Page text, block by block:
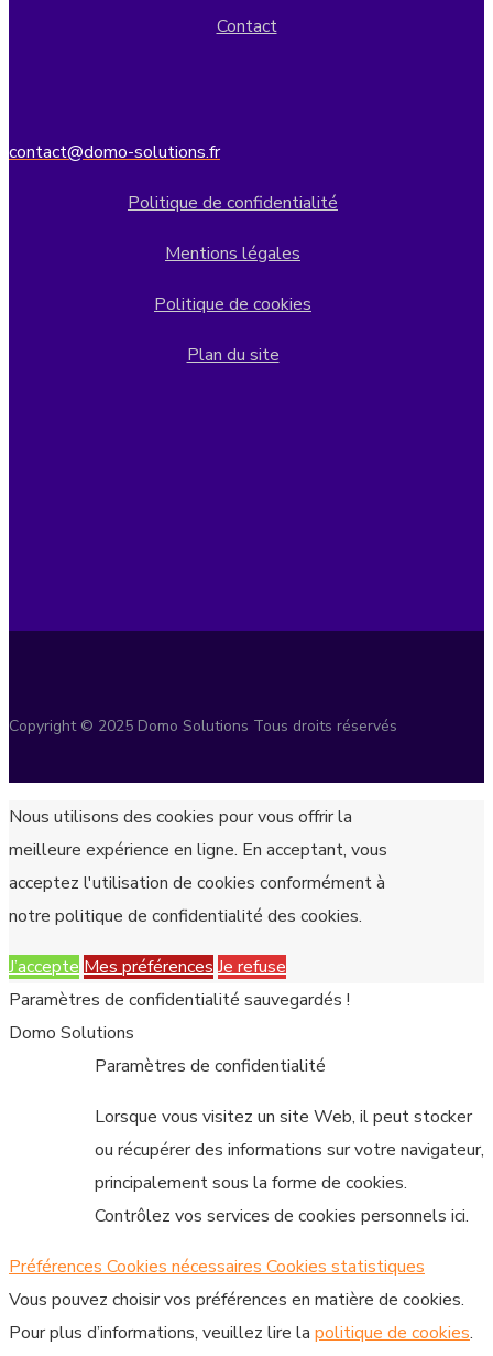
Contact
contact@domo-solutions.fr
Politique de confidentialité
Mentions légales
Politique de cookies
Plan du site
Copyright © 2025 Domo Solutions Tous droits réservés
Nous utilisons des cookies pour vous offrir la
meilleure expérience en ligne. En acceptant, vous
acceptez l'utilisation de cookies conformément à
notre politique de confidentialité des cookies.
J’accepteMes préférencesJe refuse
Paramètres de confidentialité sauvegardés !
Domo Solutions
Paramètres de confidentialité
Lorsque vous visitez un site Web, il peut stocker
ou récupérer des informations sur votre navigateur,
principalement sous la forme de cookies.
Contrôlez vos services de cookies personnels ici.
PréférencesCookies nécessairesCookies statistiques
Vous pouvez choisir vos préférences en matière de cookies.
Pour plus d’informations, veuillez lire la politique de cookies.